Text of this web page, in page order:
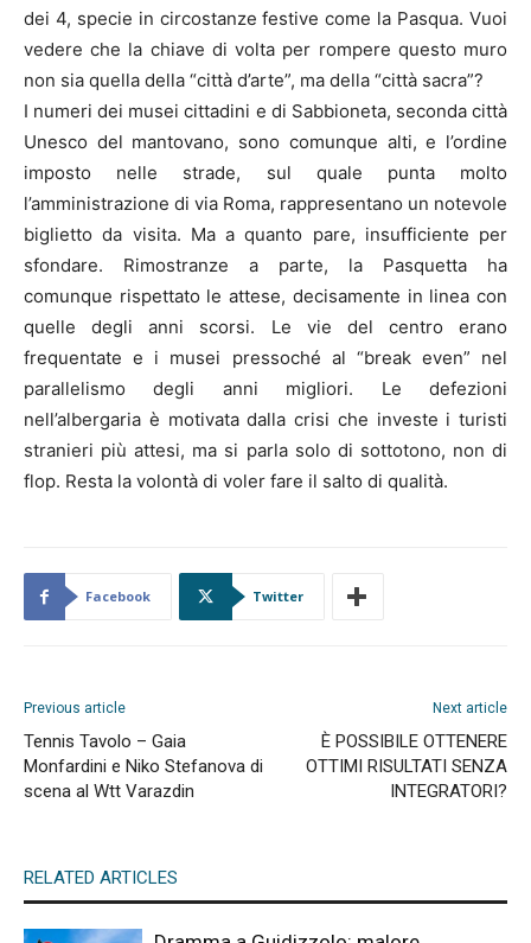
dei 4, specie in circostanze festive come la Pasqua. Vuoi
vedere che la chiave di volta per rompere questo muro
non sia quella della “città d’arte”, ma della “città sacra”?
I numeri dei musei cittadini e di Sabbioneta, seconda città
Unesco del mantovano, sono comunque alti, e l’ordine
imposto nelle strade, sul quale punta molto
l’amministrazione di via Roma, rappresentano un notevole
biglietto da visita. Ma a quanto pare, insufficiente per
sfondare. Rimostranze a parte, la Pasquetta ha
comunque rispettato le attese, decisamente in linea con
quelle degli anni scorsi. Le vie del centro erano
frequentate e i musei pressoché al “break even” nel
parallelismo degli anni migliori. Le defezioni
nell’albergaria è motivata dalla crisi che investe i turisti
stranieri più attesi, ma si parla solo di sottotono, non di
flop. Resta la volontà di voler fare il salto di qualità.
Facebook Twitter
Previous article
Tennis Tavolo – Gaia
Monfardini e Niko Stefanova di
scena al Wtt Varazdin
Next article
È POSSIBILE OTTENERE
OTTIMI RISULTATI SENZA
INTEGRATORI?
RELATED ARTICLES